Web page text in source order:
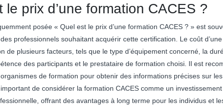
le prix d’une formation CACES ?
posée « Quel est le prix d’une formation CACES ? » est
professionnels souhaitant acquérir cette certification. Le coût
de plusieurs facteurs, tels que le type d’équipement concerné, la
des participants et le prestataire de formation choisi. Il est
de formation pour obtenir des informations précises sur
de considérer la formation CACES comme un
offrant des avantages à long terme pour les individus et